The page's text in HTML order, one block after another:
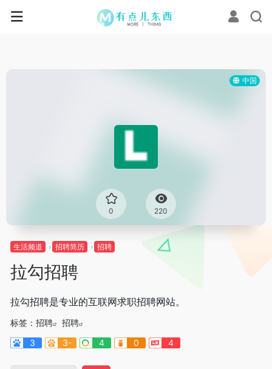
中国
0 220
生活频道 招聘简历 招聘
拉勾招聘
拉勾招聘是专业的互联网求职招聘网站。
标签： 招聘
招聘
3
3- 4 0 4